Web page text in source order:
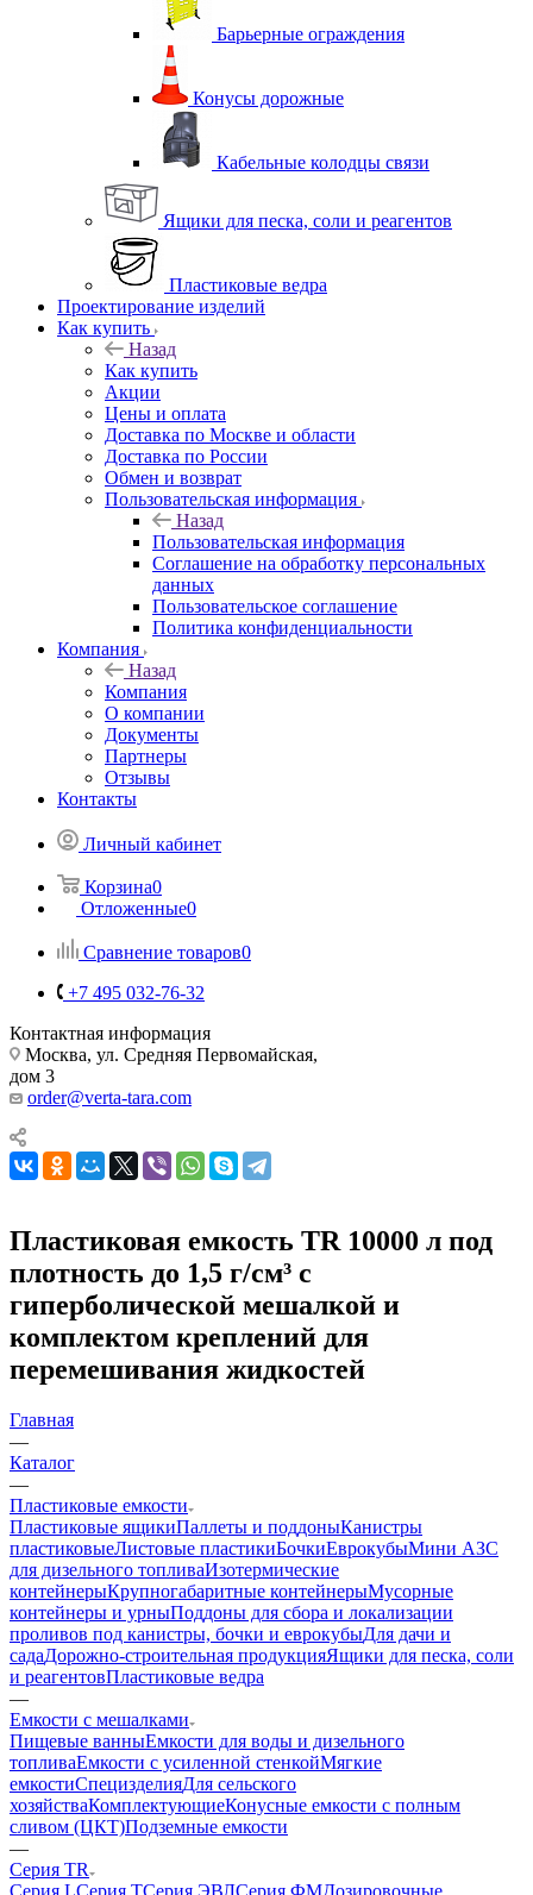
Барьерные ограждения
Конусы дорожные
Кабельные колодцы связи
Ящики для песка, соли и реагентов
Пластиковые ведра
Проектирование изделий
Как купить
Назад
Как купить
Акции
Цены и оплата
Доставка по Москве и области
Доставка по России
Обмен и возврат
Пользовательская информация
Назад
Пользовательская информация
Соглашение на обработку персональных
данных
Пользовательское соглашение
Политика конфиденциальности
Компания
Назад
Компания
О компании
Документы
Партнеры
Отзывы
Контакты
Личный кабинет
Корзина0
Отложенные0
Сравнение товаров0
+7 495 032-76-32
Контактная информация
Москва, ул. Средняя Первомайская,
дом 3
order@verta-tara.com
Пластиковая емкость TR 10000 л под
плотность до 1,5 г/см³ с
гиперболической мешалкой и
комплектом креплений для
перемешивания жидкостей
Главная
—
Каталог
—
Пластиковые емкости
Пластиковые ящикиПаллеты и поддоныКанистры
пластиковыеЛистовые пластикиБочкиЕврокубыМини АЗС
для дизельного топливаИзотермические
контейнерыКрупногабаритные контейнерыМусорные
контейнеры и урныПоддоны для сбора и локализации
проливов под канистры, бочки и еврокубыДля дачи и
садаДорожно-строительная продукцияЯщики для песка, соли
и реагентовПластиковые ведра
—
Емкости с мешалками
Пищевые ванныЕмкости для воды и дизельного
топливаЕмкости с усиленной стенкойМягкие
емкостиСпецизделияДля сельского
хозяйстваКомплектующиеКонусные емкости с полным
сливом (ЦКТ)Подземные емкости
—
Серия TR
Серия LСерия TСерия ЭВЛСерия ФМДозировочные